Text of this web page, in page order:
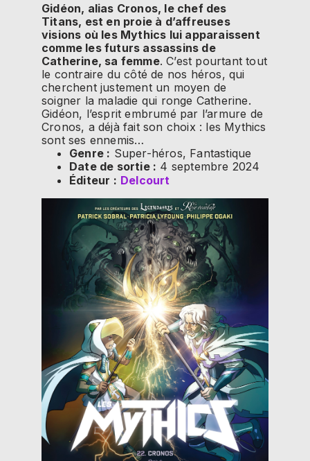
Gidéon, alias Cronos, le chef des
Titans, est en proie à d’affreuses
visions où les Mythics lui apparaissent
comme les futurs assassins de
Catherine, sa femme. C’est pourtant tout
le contraire du côté de nos héros, qui
cherchent justement un moyen de
soigner la maladie qui ronge Catherine.
Gidéon, l’esprit embrumé par l’armure de
Cronos, a déjà fait son choix : les Mythics
sont ses ennemis…
Genre : Super-héros, Fantastique
Date de sortie : 4 septembre 2024
Éditeur : Delcourt